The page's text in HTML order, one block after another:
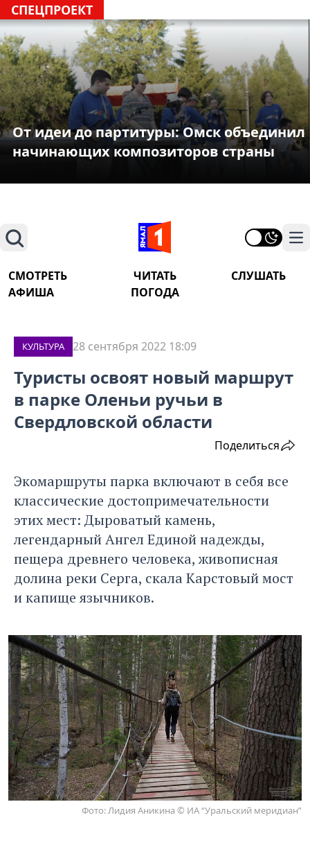
СПЕЦПРОЕКТ
От идеи до партитуры: Омск объединил
начинающих композиторов страны
Поиск
СМОТРЕТЬ ЧИТАТЬ
СЛУШАТЬ
АФИША
ПОГОДА
КУЛЬТУРА 28 сентября 2022 18:09
Туристы освоят новый маршрут
в парке Оленьи ручьи в
Свердловской области
Поделиться
Экомаршруты парка включают в себя все
классические достопримечательности
этих мест: Дыроватый камень,
легендарный Ангел Единой надежды,
пещера древнего человека, живописная
долина реки Серга, скала Карстовый мост
и капище язычников.
Фото: Лидия Аникина © ИА “Уральский меридиан”